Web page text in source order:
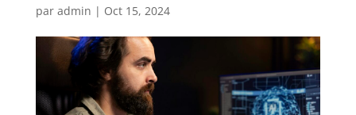
par admin | Oct 15, 2024